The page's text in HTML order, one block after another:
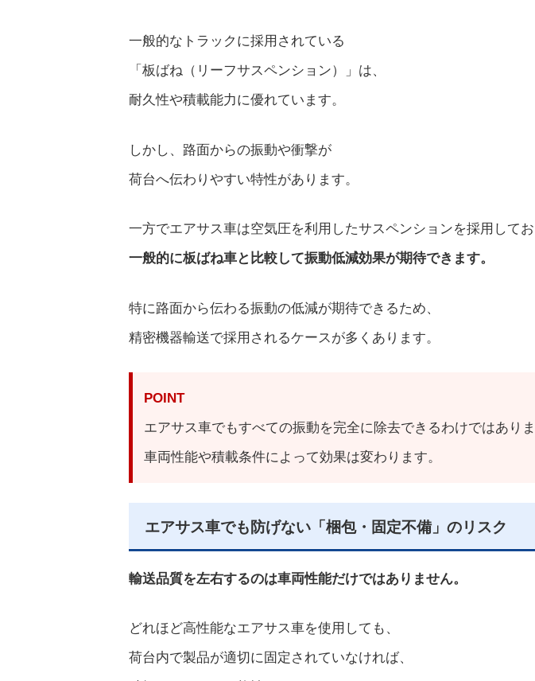
一般的なトラックに採用されている
「板ばね（リーフサスペンション）」は、
耐久性や積載能力に優れています。
しかし、路面からの振動や衝撃が
荷台へ伝わりやすい特性があります。
一方でエアサス車は空気圧を利用したサスペンションを採用してお
一般的に板ばね車と比較して振動低減効果が期待できます。
特に路面から伝わる振動の低減が期待できるため、
精密機器輸送で採用されるケースが多くあります。
POINT
エアサス車でもすべての振動を完全に除去できるわけではありま
車両性能や積載条件によって効果は変わります。
エアサス車でも防げない「梱包・固定不備」のリスク
輸送品質を左右するのは車両性能だけではありません。
どれほど高性能なエアサス車を使用しても、
荷台内で製品が適切に固定されていなければ、